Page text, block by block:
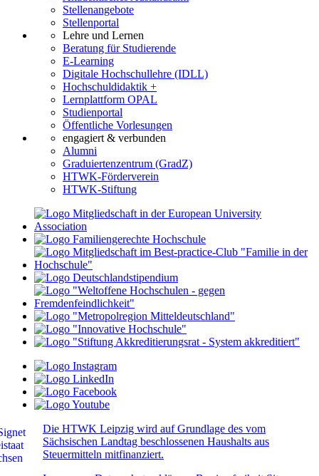
Stellenangebote
Stellenportal
Lehre und Lernen
Beratung für Studierende
E-Learning
Digitale Hochschullehre (IDLL)
Hochschuldidaktik +
Lernplattform OPAL
Studienportal
Öffentliche Vorlesungen
engagiert & verbunden
Alumni
Graduiertenzentrum (GradZ)
HTWK-Förderverein
HTWK-Stiftung
Die HTWK Leipzig wird auf Grundlage des vom
Sächsischen Landtag beschlossenen Haushalts aus
Steuermitteln mitfinanziert.